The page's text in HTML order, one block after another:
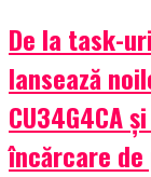
De la task-
lansează
CU34G4CA
încărcare de